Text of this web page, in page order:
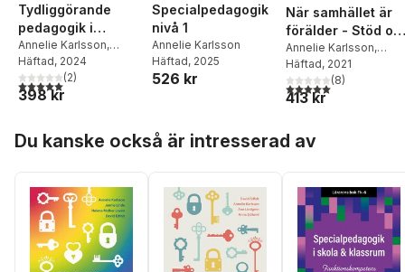
Tydliggörande
pedagogik i
anpassad skola
och LSS : för unga
med intellektuell
funktionsnedsättni
Annelie Karlsson,
Jennie Linde
Molker Lovén
Edfelt
Häftad, 2024
5,0utav 5 stjärnor. Totalt antal röster:
(2)
398 kr
Specialpedagogik
nivå 1
Annelie Karlsson
Häftad, 2025
526 kr
När samhället är
förälder - Stöd
pedagogik i
med placerade
barn
Annelie Karlsson,
Jennie Linde
Häftad, 2021
5,0utav 5 stjärnor.
(8)
413 kr
Du kanske också är intresserad av